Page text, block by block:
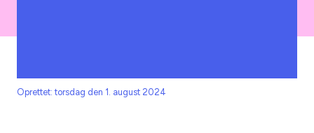
Oprettet: torsdag den 1. august 2024